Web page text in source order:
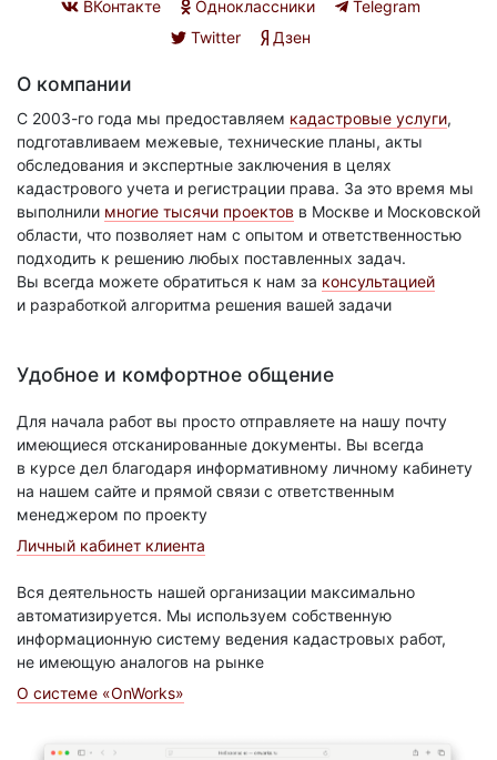
ВКонтакте Одноклассники
Telegram
Twitter
Дзен
О компании
С 2003-го года мы предоставляем кадастровые услуги,
подготавливаем межевые, технические планы, акты
обследования и экспертные заключения в целях
кадастрового учета и регистрации права. За это время мы
выполнили многие тысячи проектов в Москве и Московской
области, что позволяет нам с опытом и ответственностью
подходить к решению любых поставленных задач.
Вы всегда можете обратиться к нам за консультацией
и разработкой алгоритма решения вашей задачи
Удобное и комфортное общение
Для начала работ вы просто отправляете на нашу почту
имеющиеся отсканированные документы. Вы всегда
в курсе дел благодаря информативному личному кабинету
на нашем сайте и прямой связи с ответственным
менеджером по проекту
Личный кабинет клиента
Вся деятельность нашей организации максимально
автоматизируется. Мы используем собственную
информационную систему ведения кадастровых работ,
не имеющую аналогов на рынке
О системе «OnWorks»